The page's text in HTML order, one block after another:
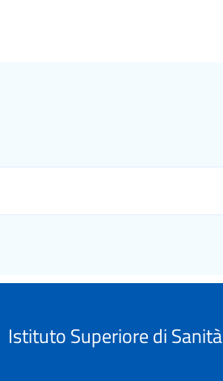
Istituto Superiore di Sanità